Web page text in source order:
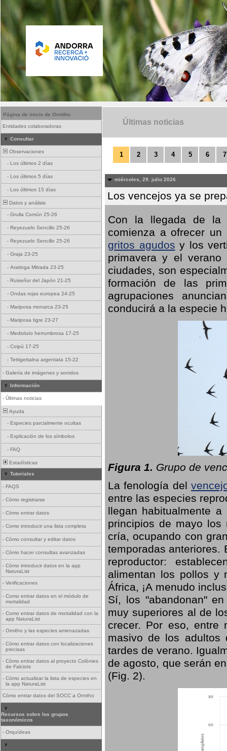
Página de inicio de Ornitho
Entidades colaboradoras
Consultar
Observaciones
- Los últimos 2 días
- Los últimos 5 días
- Los últimos 15 días
Datos y análisis
- Grulla Común 25-26
- Reyezuelo Sencillo 25-26
- Reyezuelo Sencillo 25-26
- Graja 23-25
- Aratinga Mitrada 23-25
- Ruiseñor del Japón 21-25
- Ondas rojas europea 24-25
- Mariposa monarca 23-25
- Mariposa tigre 23-27
- Medioluto herrumbrosa 17-25
- Coipú 17-25
- Tettigettalna argentata 15-22
- Galería de imágenes y sonidos
Información
- Últimas noticias
Ayuda
- Especies parcialmente ocultas
- Explicación de los símbolos
- FAQ
Estadísticas
Tutoriales
- FAQS
- Cómo registrarse
- Cómo entrar datos
- Como introducir una lista completa
- Cómo consultar y editar datos
- Cómo hacer consultas avanzadas
- Cómo introducir datos en la app
NaturaList
- Verificaciones
- Como entrar datos en el módulo de
mortalidad
- Como entrar datos de mortalidad con la
app NaturaList
- Ornitho y las especies amenazadas
- Cómo entrar datos con localizaciones
precisas
- Cómo entrar datos al proyecto Colònies
de Falciots
- Cómo actualizar la lista de especies en
la app NaturaList
Cómo entrar datos del SOCC a Ornitho
Recursos sobre los grupos
taxonómicos
- Orquídeas
Últimas noticias
1 2 3 4 5 6 7
miércoles, 29. julio 2026
Los vencejos ya se
Con la llegada de la
comienza a ofrecer un
gritos agudos y los
primavera y el
ciudades, son
formación de las
agrupaciones
conducirá a la especie
Figura 1. Grupo de
La fenología del
entre las especies
llegan habitualmente
principios de mayo los
cría, ocupando con
temporadas anteriores.
reproductor:
alimentan los pollos y
África, ¡A menudo
Sí, los "abandonan"
muy superiores al de
crecer. Por eso, entre
masivo de los adultos
tardes de verano.
de agosto, que serán
(Fig. 2).